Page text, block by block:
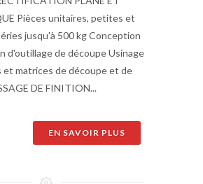
Pièces unitaires, petites et
jusqu'à 500 kg Conception
d'outillage de découpe Usinage
et matrices de découpe et de
DE FINITION...
EN SAVOIR PLUS